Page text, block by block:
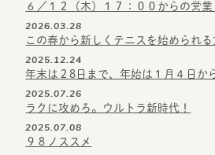
６／１２（木）１７：００からの営業
2026.03.28
この春から新しくテニスを始められる
2025.12.24
年末は２8日まで、年始は１月４日か
2025.07.26
ラクに攻めろ。ウルトラ新時代！
2025.07.08
９８ノススメ